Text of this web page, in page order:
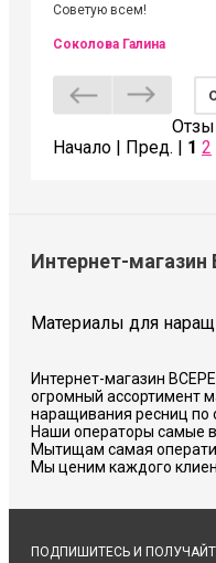
Советую всем!
Соколова Галина
Начало | Пред. | 1 2
Интернет-
Материалы для
Интернет-магазин
огромный ассортимент
наращивания ресниц по
Наши операторы самые
Мытищам самая
Мы ценим каждого
ПОДПИШИТЕСЬ И